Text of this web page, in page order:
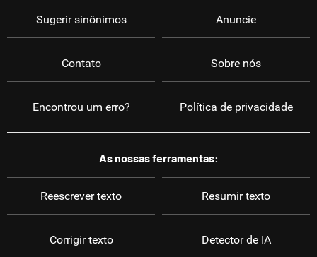
Anuncie
Encontrou um erro?
Sugerir sinônimos
Contato
Política de privacidade
Sobre nós
As nossas ferramentas:
Reescrever texto
Corrigir texto
Resumir texto
Detector de IA